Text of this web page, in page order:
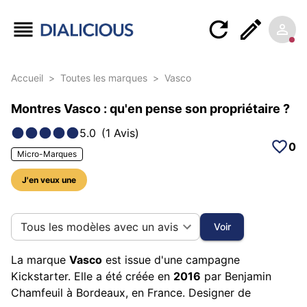
Accueil > Toutes les marques > Vasco
Montres Vasco : qu'en pense son propriétaire ?
5.0 (1 Avis)
Micro-Marques
J'en veux une
0
5 photos sur cette marque
Tous les modèles avec un avis Voir
La marque Vasco est issue d'une campagne
Kickstarter. Elle a été créée en 2016 par Benjamin
Chamfeuil à Bordeaux, en France. Designer de